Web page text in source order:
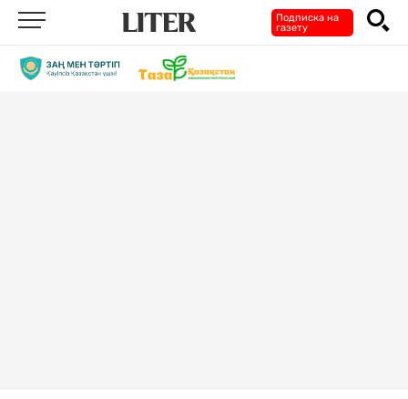
Подписка на
газету